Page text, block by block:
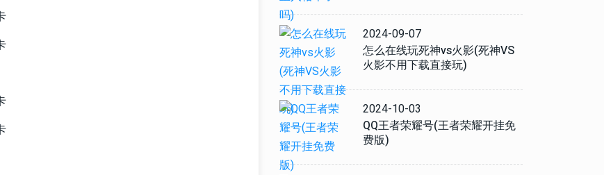
2024-09-07
怎么在线玩死神vs火影(死神VS
火影不用下载直接玩)
2024-10-03
QQ王者荣耀号(王者荣耀开挂免
费版)